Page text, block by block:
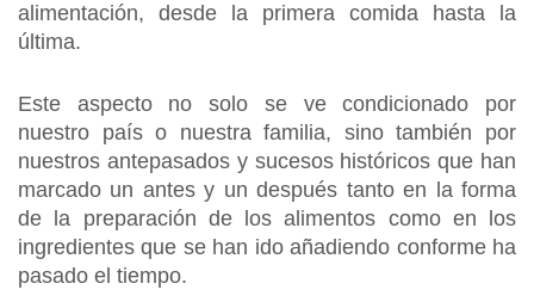
alimentación, desde la primera comida hasta la
última.
Este aspecto no solo se ve condicionado por
nuestro país o nuestra familia, sino también por
nuestros antepasados y sucesos históricos que han
marcado un antes y un después tanto en la forma
de la preparación de los alimentos como en los
ingredientes que se han ido añadiendo conforme ha
pasado el tiempo.